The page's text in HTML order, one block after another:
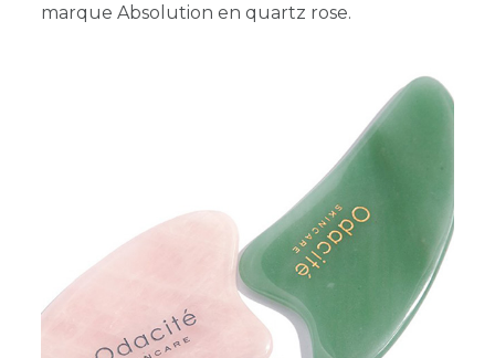
marque Absolution en quartz rose.